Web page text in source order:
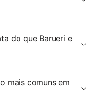
do que Barueri e
mais comuns em